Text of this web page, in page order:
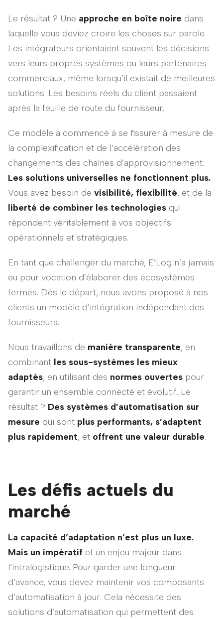
Le résultat ? Une approche en boîte noire dans
laquelle vous deviez croire les choses sur parole.
Les intégrateurs orientaient souvent les décisions
vers leurs propres systèmes ou leurs partenaires
commerciaux, même lorsqu’il existait de meilleures
solutions. Les besoins réels du client passaient
après la feuille de route du fournisseur.
Ce modèle a commencé à se fissurer à mesure de
la complexification et de l’accélération des
changements des chaînes d’approvisionnement.
Les solutions universelles ne fonctionnent plus.
Vous avez besoin de visibilité, flexibilité, et de la
liberté de combiner les technologies qui
répondent véritablement à vos objectifs
opérationnels et stratégiques.
En tant que challenger du marché, E’Log n’a jamais
eu pour vocation d’élaborer des écosystèmes
fermés. Dès le départ, nous avons proposé à nos
clients un modèle d’intégration indépendant des
fournisseurs.
Nous travaillons de manière transparente, en
combinant les sous-systèmes les mieux
adaptés, en utilisant des normes ouvertes pour
garantir un ensemble connecté et évolutif. Le
résultat ? Des systèmes d’automatisation sur
mesure qui sont plus performants, s’adaptent
plus rapidement, et offrent une valeur durable.
Les défis actuels du
marché
La capacité d’adaptation n’est plus un luxe.
Mais un impératif et un enjeu majeur dans
l’intralogistique. Pour garder une longueur
d’avance, vous devez maintenir vos composants
d’automatisation à jour. Cela nécessite des
solutions d’automatisation qui permettent des